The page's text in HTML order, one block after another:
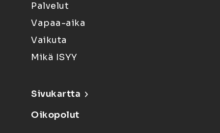
Palvelut
Vapaa-aika
Vaikuta
Mikä ISYY
Sivukartta
Oikopolut